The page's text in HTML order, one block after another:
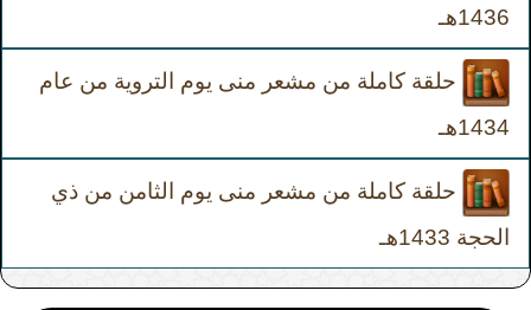
1436هـ
حلقة كاملة من مشعر منى يوم التروية من عام
1434هـ
حلقة كاملة من مشعر منى يوم الثامن من ذي
الحجة 1433هـ